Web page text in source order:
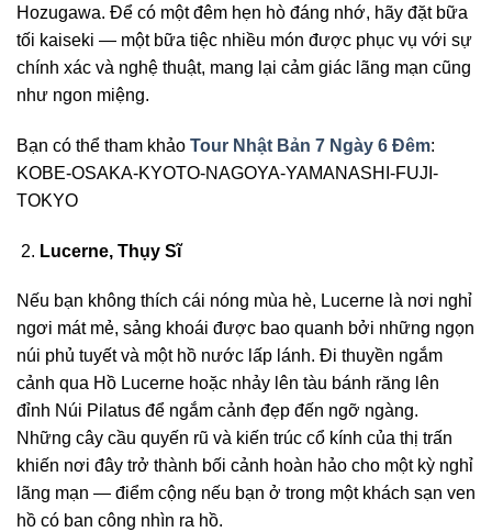
Hozugawa. Để có một đêm hẹn hò đáng nhớ, hãy đặt bữa
tối kaiseki — một bữa tiệc nhiều món được phục vụ với sự
chính xác và nghệ thuật, mang lại cảm giác lãng mạn cũng
như ngon miệng.
Bạn có thể tham khảo Tour Nhật Bản 7 Ngày 6 Đêm:
KOBE-OSAKA-KYOTO-NAGOYA-YAMANASHI-FUJI-
TOKYO
Lucerne, Thụy Sĩ
Nếu bạn không thích cái nóng mùa hè, Lucerne là nơi nghỉ
ngơi mát mẻ, sảng khoái được bao quanh bởi những ngọn
núi phủ tuyết và một hồ nước lấp lánh. Đi thuyền ngắm
cảnh qua Hồ Lucerne hoặc nhảy lên tàu bánh răng lên
đỉnh Núi Pilatus để ngắm cảnh đẹp đến ngỡ ngàng.
Những cây cầu quyến rũ và kiến ​​trúc cổ kính của thị trấn
khiến nơi đây trở thành bối cảnh hoàn hảo cho một kỳ nghỉ
lãng mạn — điểm cộng nếu bạn ở trong một khách sạn ven
hồ có ban công nhìn ra hồ.